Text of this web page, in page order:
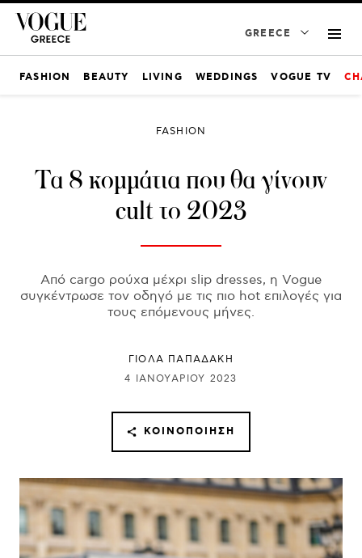
GREECE
FASHION BEAUTY LIVING WEDDINGS VOGUE TV
FASHION
Τα 8 κομμάτια που θα γίνουν
cult το 2023
Από cargo ρούχα μέχρι slip dresses, η Vogue
συγκέντρωσε τον οδηγό με τις πιο hot επιλογές για
τους επόμενους μήνες.
ΓΙΌΛΑ ΠΑΠΑΔΆΚΗ
4 ΙΑΝΟΥΑΡΊΟΥ 2023
ΚΟΙΝΟΠΟΊΗΣΗ